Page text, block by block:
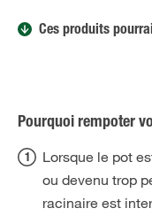
Ces produits
Pourquoi rempoter
Lorsque le pot
ou devenu trop
racinaire est